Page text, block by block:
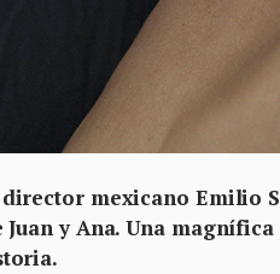
mexicano Emilio
y Ana. Una